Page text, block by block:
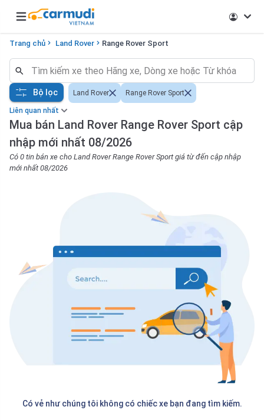
Open main menu
Trang chủ Land Rover Range Rover Sport
Liên quan nhất
Mua bán Land Rover Range Rover Sport cập
nhập mới nhất 08/2026
Có 0 tin bán xe cho Land Rover Range Rover Sport giá từ đến cập nhập
mới nhất 08/2026
Bộ lọc Land Rover Range Rover Sport
Có vẻ như chúng tôi không có chiếc xe bạn đang tìm kiếm.